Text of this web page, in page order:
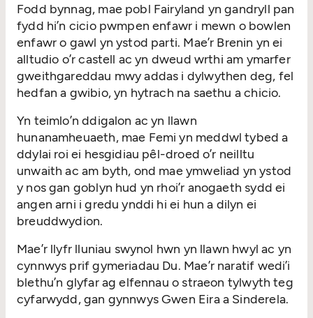
Fodd bynnag, mae pobl Fairyland yn gandryll pan
fydd hi’n cicio pwmpen enfawr i mewn o bowlen
enfawr o gawl yn ystod parti. Mae’r Brenin yn ei
alltudio o’r castell ac yn dweud wrthi am ymarfer
gweithgareddau mwy addas i dylwythen deg, fel
hedfan a gwibio, yn hytrach na saethu a chicio.
Yn teimlo’n ddigalon ac yn llawn
hunanamheuaeth, mae Femi yn meddwl tybed a
ddylai roi ei hesgidiau pêl-droed o’r neilltu
unwaith ac am byth, ond mae ymweliad yn ystod
y nos gan goblyn hud yn rhoi’r anogaeth sydd ei
angen arni i gredu ynddi hi ei hun a dilyn ei
breuddwydion.
Mae’r llyfr lluniau swynol hwn yn llawn hwyl ac yn
cynnwys prif gymeriadau Du. Mae’r naratif wedi’i
blethu’n glyfar ag elfennau o straeon tylwyth teg
cyfarwydd, gan gynnwys Gwen Eira a Sinderela.